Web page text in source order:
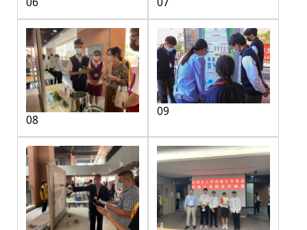
08
09